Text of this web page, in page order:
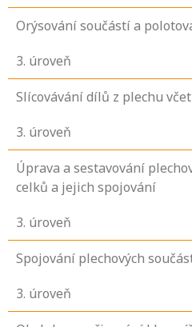
Orýsování součástí a
3. úroveň
Slícovávání dílů z plechu
3. úroveň
Úprava a sestavování
celků a jejich spojování
3. úroveň
Spojování plechových
3. úroveň